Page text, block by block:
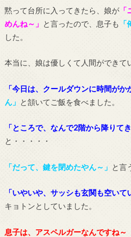
黙って台所に入ってきたら、娘が「
めんね～」
と言ったので、息子も
した。
本当に、娘は優しくて人間ができて
「今日は、クールダウンに時間がか
ん」 と頷いてご飯を食べました。
「ところで、なんで2階から降りてき
と・・・・・
「だって、鍵を閉めたやん～」 と言
「いやいや、サッシも玄関も空いて
キョトンとしていました。
息子は、アスペルガーなんですね